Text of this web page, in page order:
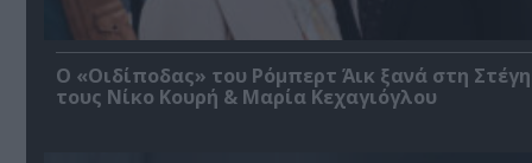
O «Οιδίποδας» του Ρόμπερτ Άικ ξανά στη
τους Νίκο Κουρή & Μαρία Κεχαγιόγλου